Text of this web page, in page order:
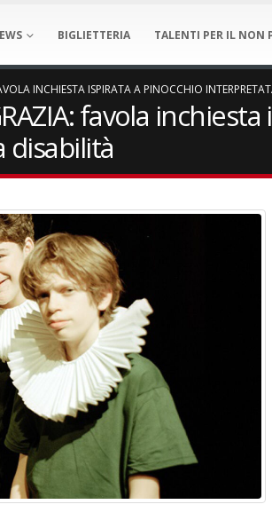
BIGLIETTERIA TALENTI PER IL NON
INCHIESTA ISPIRATA A PINOCCHIO
favola
disabilità